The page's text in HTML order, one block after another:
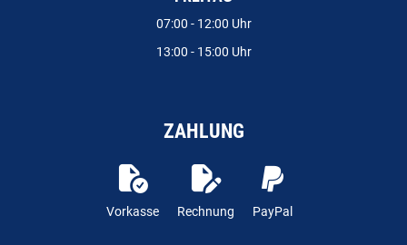
07:00 - 12:00 Uhr
13:00 - 15:00 Uhr
ZAHLUNG
Vorkasse Rechnung PayPal